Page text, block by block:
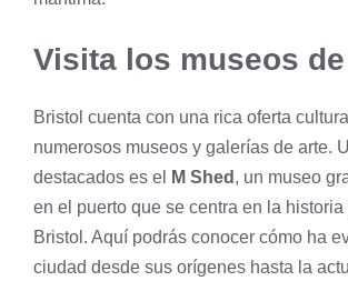
Visita los museos
Bristol cuenta con una rica oferta
numerosos museos y galerías de arte.
destacados es el
M Shed , un museo
en el puerto que se centra en la
Bristol. Aquí podrás conocer cómo ha
ciudad desde sus orígenes hasta la